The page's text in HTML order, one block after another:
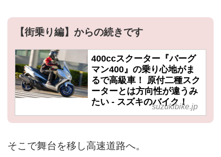
【街乗り編】からの続きです
400ccスクーター『バーグ
マン400』の乗り心地がま
るで高級車！ 原付二種スク
ーターとは方向性が違うみ
たい - スズキのバイク！
suzukibike.jp
そこで舞台を移し高速道路へ。